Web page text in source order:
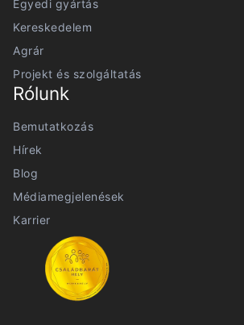
Egyedi gyártás
Kereskedelem
Agrár
Projekt és szolgáltatás
Rólunk
Bemutatkozás
Hírek
Blog
Médiamegjelenések
Karrier